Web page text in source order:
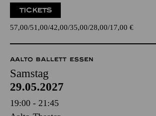
TICKETS
57,00 51,00 42,00 35,00 28,00 17,00 €
AALTO BALLETT ESSEN
Samstag
29.05.2027
19:00 - 21:45